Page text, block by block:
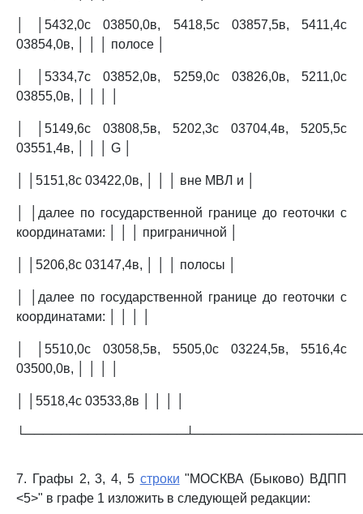
│ │5432,0с 03850,0в, 5418,5с 03857,5в, 5411,4с
03854,0в, │ │ │ полосе │
│ │5334,7с 03852,0в, 5259,0с 03826,0в, 5211,0с
03855,0в, │ │ │ │
│ │5149,6с 03808,5в, 5202,3с 03704,4в, 5205,5с
03551,4в, │ │ │ G │
│ │5151,8с 03422,0в, │ │ │ вне МВЛ и │
│ │далее по государственной границе до геоточки с
координатами: │ │ │ приграничной │
│ │5206,8с 03147,4в, │ │ │ полосы │
│ │далее по государственной границе до геоточки с
координатами: │ │ │ │
│ │5510,0с 03058,5в, 5505,0с 03224,5в, 5516,4с
03500,0в, │ │ │ │
│ │5518,4с 03533,8в │ │ │ │
7. Графы 2, 3, 4, 5 строки "МОСКВА (Быково) ВДПП
<5>" в графе 1 изложить в следующей редакции: